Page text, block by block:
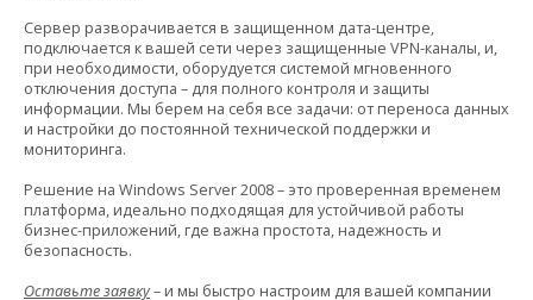
Сервер разворачивается в защищенном дата-центре,
подключается к вашей сети через защищенные VPN-каналы, и,
при необходимости, оборудуется системой мгновенного
отключения доступа – для полного контроля и защиты
информации. Мы берем на себя все задачи: от переноса данных
и настройки до постоянной технической поддержки и
мониторинга.
Решение на Windows Server 2008 – это проверенная временем
платформа, идеально подходящая для устойчивой работы
бизнес-приложений, где важна простота, надежность и
безопасность.
Оставьте заявку– и мы быстро настроим для вашей компании